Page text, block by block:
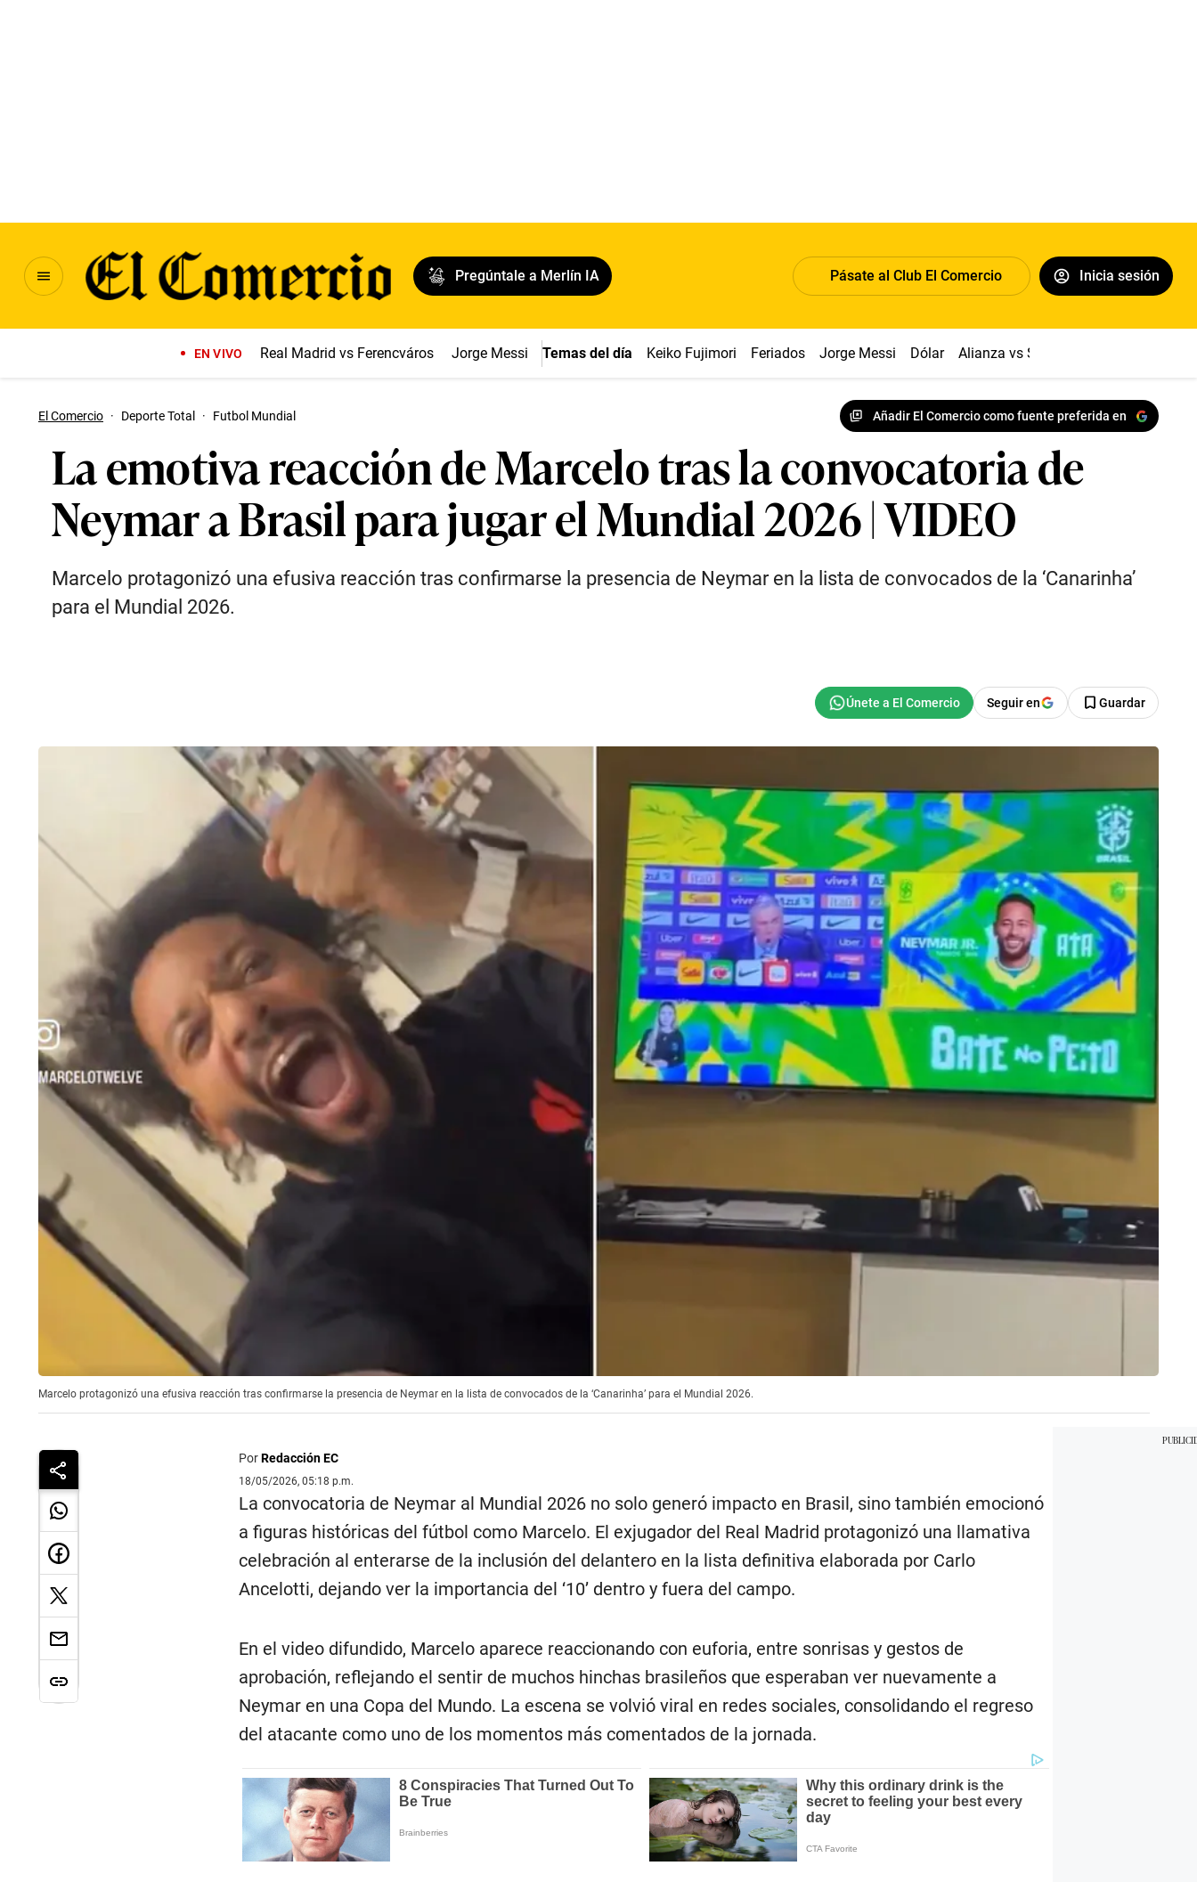
Pregúntale a Merlín IA Pásate al Club El Comercio Inicia sesión
EN VIVO Real Madrid vs Ferencváros Jorge Messi Temas del día Keiko Fujimori Feriados Jorge Messi Dólar Alianza vs Sport Boys
El Comercio · Deporte Total · Futbol Mundial Añadir El Comercio como fuente preferida en
La emotiva reacción de Marcelo tras la convocatoria de
Neymar a Brasil para jugar el Mundial 2026 | VIDEO
Marcelo protagonizó una efusiva reacción tras confirmarse la presencia de Neymar en la lista de convocados de la ‘Canarinha’
para el Mundial 2026.
Seguir en Guardar
Marcelo protagonizó una efusiva reacción tras confirmarse la presencia de Neymar en la lista de convocados de la ‘Canarinha’ para el Mundial 2026.
PorRedacción EC
18/05/2026, 05:18 p.m.
La convocatoria de Neymar al Mundial 2026 no solo generó impacto en Brasil, sino también emocionó
a figuras históricas del fútbol como Marcelo. El exjugador del Real Madrid protagonizó una llamativa
celebración al enterarse de la inclusión del delantero en la lista definitiva elaborada por Carlo
Ancelotti, dejando ver la importancia del ‘10’ dentro y fuera del campo.
En el video difundido, Marcelo aparece reaccionando con euforia, entre sonrisas y gestos de
aprobación, reflejando el sentir de muchos hinchas brasileños que esperaban ver nuevamente a
Neymar en una Copa del Mundo. La escena se volvió viral en redes sociales, consolidando el regreso
del atacante como uno de los momentos más comentados de la jornada.